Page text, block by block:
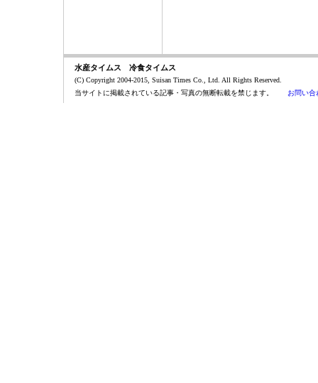
水産タイムス 冷食タイムス
(C) Copyright 2004-2015, Suisan Times Co., Ltd. All Rights Reserved.
当サイトに掲載されている記事・写真の無断転載を禁じます。 お問い合